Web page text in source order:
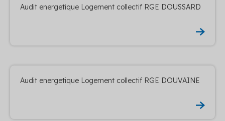
Audit energetique Logement collectif RGE DOUSSARD
Audit energetique Logement collectif RGE DOUVAINE